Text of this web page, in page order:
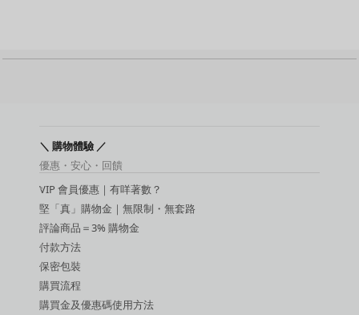
名器
敏感提升用品
延時噴霧
吸啜器
震蛋
SM 玩具
SM 手扣
潤滑液
＼ 購物體驗 ／
優惠・安心・回饋
VIP 會員優惠｜有咩著數？
堅「真」購物金｜無限制・無套路
評論商品＝3% 購物金
付款方法
保密包裝
購買流程
購買金及優惠碼使用方法